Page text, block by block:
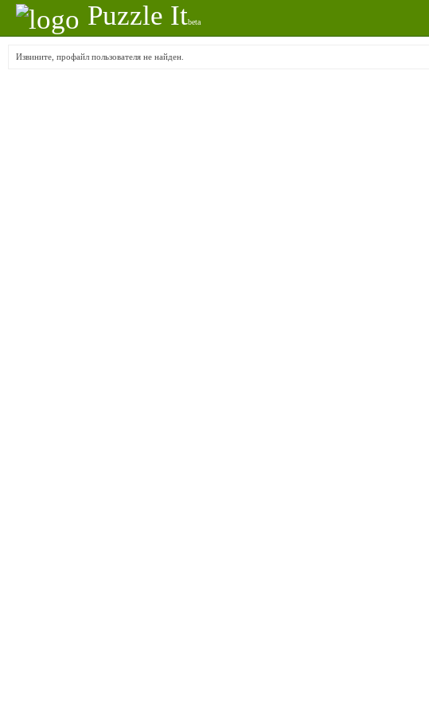
Puzzle Itbeta
Извините, профайл пользователя не найден.